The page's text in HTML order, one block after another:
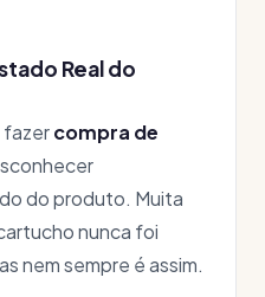
Real do
fazercompra de
do produto. Muita
nunca foi
nem sempre é assim.